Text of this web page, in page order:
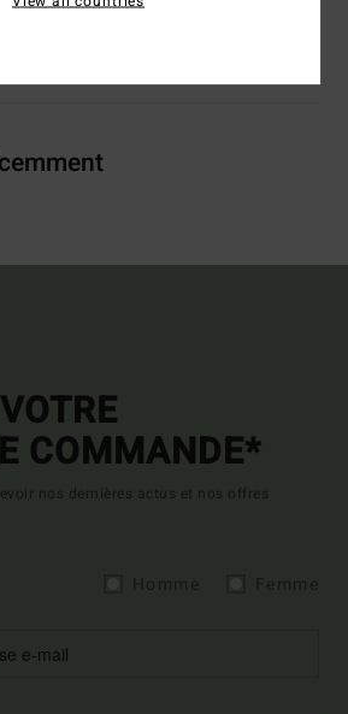
COMMANDE*
nos dernières actus et nos offres